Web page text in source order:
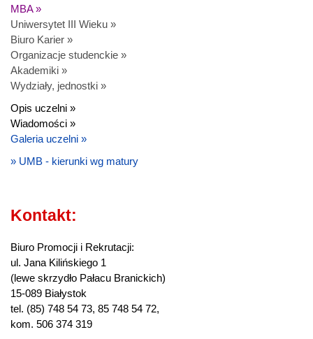
MBA »
Uniwersytet III Wieku »
Biuro Karier »
Organizacje studenckie »
Akademiki »
Wydziały, jednostki »
Opis uczelni »
Wiadomości »
Galeria uczelni »
» UMB - kierunki wg matury
Kontakt:
Biuro Promocji i Rekrutacji:
ul. Jana Kilińskiego 1
(lewe skrzydło Pałacu Branickich)
15-089 Białystok
tel. (85) 748 54 73, 85 748 54 72,
kom. 506 374 319